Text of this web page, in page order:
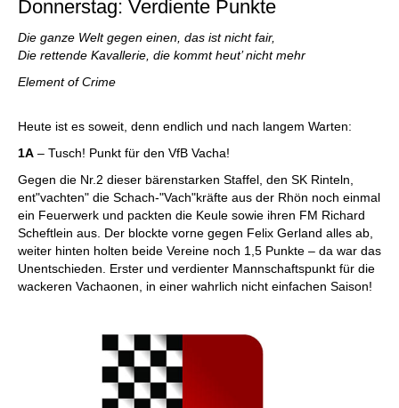
Donnerstag: Verdiente Punkte
Die ganze Welt gegen einen, das ist nicht fair,
Die rettende Kavallerie, die kommt heut’ nicht mehr
Element of Crime
Heute ist es soweit, denn endlich und nach langem Warten:
1A – Tusch! Punkt für den VfB Vacha!
Gegen die Nr.2 dieser bärenstarken Staffel, den SK Rinteln,
ent"vachten" die Schach-"Vach"kräfte aus der Rhön noch einmal
ein Feuerwerk und packten die Keule sowie ihren FM Richard
Scheftlein aus. Der blockte vorne gegen Felix Gerland alles ab,
weiter hinten holten beide Vereine noch 1,5 Punkte – da war das
Unentschieden. Erster und verdienter Mannschaftspunkt für die
wackeren Vachaonen, in einer wahrlich nicht einfachen Saison!